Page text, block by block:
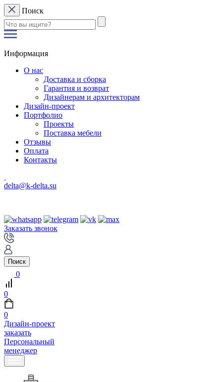
Поиск
Информация
О нас
Доставка и сборка
Гарантия и возврат
Дизайнерам и архитекторам
Дизайн-проект
Портфолио
Проекты
Поставка мебели
Отзывы
Оплата
Контакты
delta@k-delta.su
Заказать звонок
Поиск
0
0
0
Дизайн-проект
заказать
Персональный
менеджер